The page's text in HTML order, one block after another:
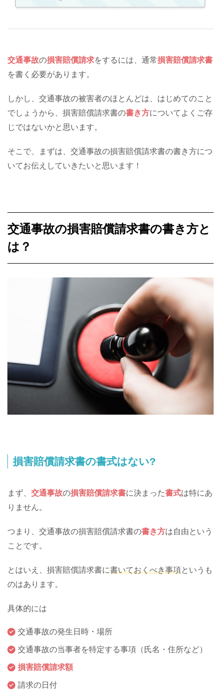
交通事故の損害賠償請求をするには、通常損害賠償請求書
を書く必要があります。
しかし、交通事故の被害者のほとんどは、はじめてのこと
でしょうから、損害賠償請求書の書き方についてよくご存
じではないかと思います。
そこで、まずは、交通事故の損害賠償請求書の書き方につ
いてお伝えしていきたいと思います！
交通事故の損害賠償請求書の書き方と
は？
損害賠償請求書の書式はない?
まず、 交通事故の損害賠償請求書に決まった書式は特にあ
りません。
つまり、交通事故の損害賠償請求書の書き方は自由という
ことです。
とはいえ、損害賠償請求書に書いておくべき事項というも
のはあります。
具体的には
交通事故の発生日時・場所
交通事故の当事者を特定する事項（氏名・住所など）
損害賠償請求額
請求の日付